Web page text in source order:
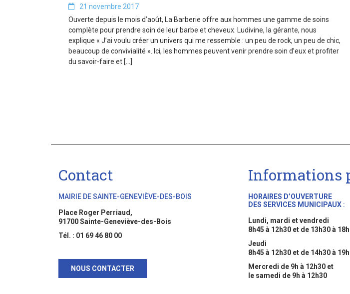
21 novembre 2017
Ouverte depuis le mois d’août, La Barberie offre aux hommes une gamme de soins
complète pour prendre soin de leur barbe et cheveux. Ludivine, la gérante, nous
explique « J’ai voulu créer un univers qui me ressemble : un peu de rock, un peu de chic,
beaucoup de convivialité ». Ici, les hommes peuvent venir prendre soin d’eux et profiter
du savoir-faire et […]
Contact
MAIRIE DE SAINTE-GENEVIÈVE-DES-BOIS
Place Roger Perriaud,
91700 Sainte-Geneviève-des-Bois
Tél. : 01 69 46 80 00
NOUS CONTACTER
Informations
HORAIRES D’OUVERTURE
DES SERVICES MUNICIPAUX :
Lundi, mardi et vendredi
8h45 à 12h30 et de 13h30 à 18h
Jeudi
8h45 à 12h30 et de 14h30 à 19h
Mercredi de 9h à 12h30 et
le samedi de 9h à 12h30